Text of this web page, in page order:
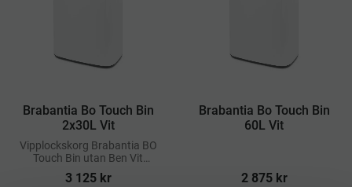
Brabantia Bo Touch Bin
2x30L Vit
​Vipplockskorg Brabantia BO
Touch Bin utan Ben Vit
2x30L
3 125kr
Brabantia Bo Touch Bin
60L Vit
2 875kr